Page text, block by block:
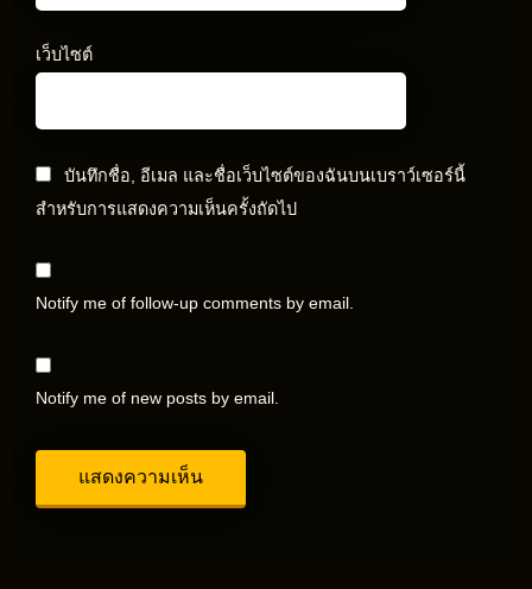
เว็บไซต์
บันทึกชื่อ, อีเมล และชื่อเว็บไซต์ของฉันบนเบราว์เซอร์นี้
สำหรับการแสดงความเห็นครั้งถัดไป
Notify me of follow-up comments by email.
Notify me of new posts by email.